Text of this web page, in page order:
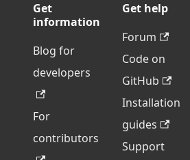
Get
information
Blog for
developers
For
contributors
Get help
Forum
Code on
GitHub
Installation
guides
Support